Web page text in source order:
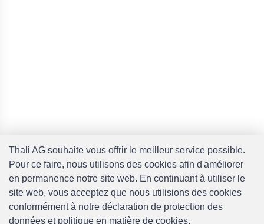
Thali AG souhaite vous offrir le meilleur service possible.
Pour ce faire, nous utilisons des cookies afin d'améliorer
en permanence notre site web. En continuant à utiliser le
site web, vous acceptez que nous utilisions des cookies
conformément à notre déclaration de protection des
données et politique en matière de cookies.